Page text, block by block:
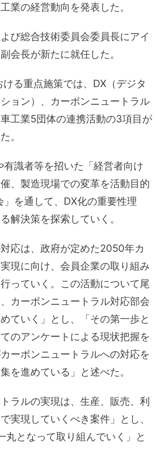
業の経営動向を発表した。
び総合技術委員会委員長にアイ
会長が新たに就任した。
る重点施策では、DX（デジタ
ョン）、カーボンニュートラル
工業5団体の連携活動の3項目が
。
有識者等を招いた「経営者向け
、製造現場での変革を活動目的
」を通して、DX化の重要性理
解決策を探索していく。
応は、政府が定めた2050年カ
現に向け、会員企業の取り組み
っていく。この活動について尾
カーボンニュートラル対応部会
ていく」とし、「その第一歩と
のアンケートによる現状把握を
ーボンニュートラルへの対応を
を進めている」と述べた。
ラルの実現は、生産、販売、利
実現していくべき案件」とし、
丸となって取り組んでいく」と